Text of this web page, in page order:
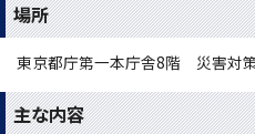
場所
東京都庁第一本庁舎8階 災害対
主な内容